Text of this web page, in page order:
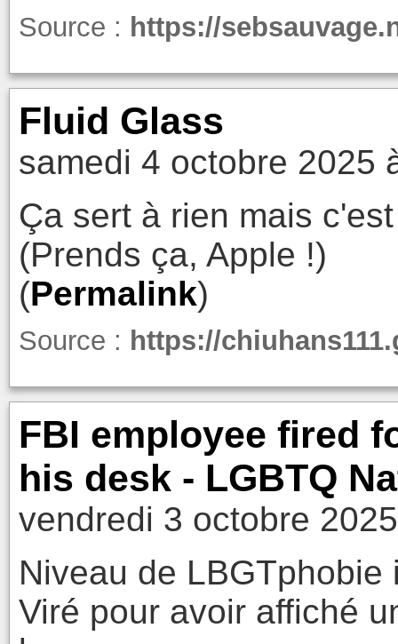
Source : https://
Fluid Glass
samedi 4 octobre 2025
Ça sert à rien mais
(Prends ça, Apple !)
(Permalink)
Source : https://
FBI employee fired
his desk - LGBTQ
vendredi 3 octobre
Niveau de
Viré pour avoir affiché